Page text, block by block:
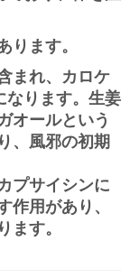
ります。
まれ、カロケ
なります。生姜
オールという
、風邪の初期
プサイシンに
作用があり、
ます。